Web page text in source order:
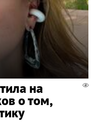
на
о том,